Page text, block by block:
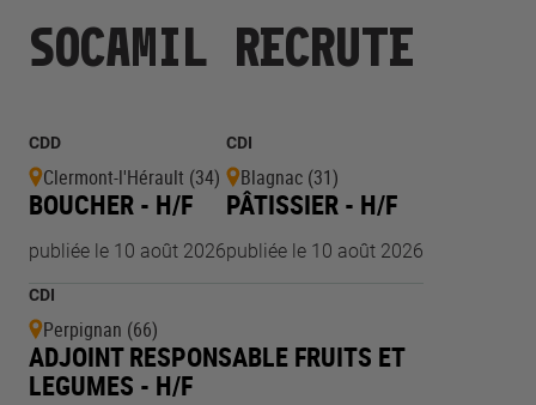
SOCAMIL RECRUTE
CDD
Clermont-l'Hérault (34)
BOUCHER - H/F
publiée le 10 août 2026
CDI
Blagnac (31)
PÂTISSIER - H/F
publiée le 10 août 2026
CDI
Perpignan (66)
ADJOINT RESPONSABLE FRUITS ET
LEGUMES - H/F